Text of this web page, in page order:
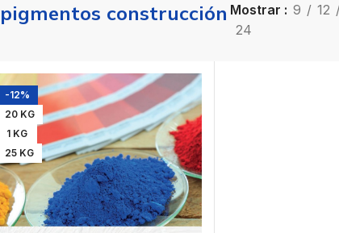
pigmentos construcción Mostrar 9 12
24
-12%
20 KG
1 KG
25 KG